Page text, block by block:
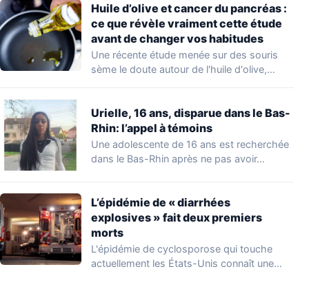
Huile d’olive et cancer du pancréas :
ce que révèle vraiment cette étude
avant de changer vos habitudes
Une récente étude menée sur des souris
sème le doute autour de l'huile d'olive,…
Urielle, 16 ans, disparue dans le Bas-
Rhin: l’appel à témoins
Une adolescente de 16 ans est recherchée
dans le Bas-Rhin après ne pas avoir…
L’épidémie de « diarrhées
explosives » fait deux premiers
morts
L'épidémie de cyclosporose qui touche
actuellement les États-Unis connaît une